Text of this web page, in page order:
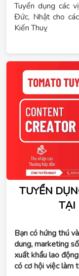
Tuyển dụng các
Đức, Nhật cho
Kiến Thuỵ
TUYỂN
TẠI
Bạn có hứng thú
dung, marketing
xuất khẩu lao
có cơ hội việc làm